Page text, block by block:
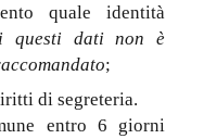
quale identità
questi dati non è
;
di segreteria.
entro 6 giorni